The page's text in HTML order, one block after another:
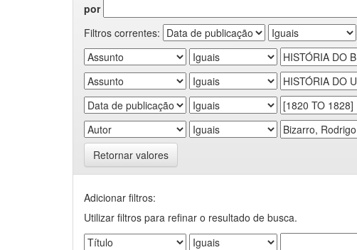
por
Filtros correntes:
Retornar valores
Adicionar filtros:
Utilizar filtros para refinar o resultado de busca.